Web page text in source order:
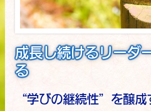
成長し続けるリーダ
る
“学びの継続性”を醸成